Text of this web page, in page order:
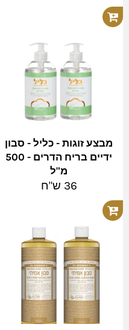
מבצע זוגות - כליל - סבון
ידיים בריח הדרים - 500
מ"ל
מחיר
36 ש"ח